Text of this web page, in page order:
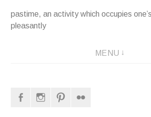
pastime, an activity which occupies
pleasantly
MENU
FacebookInstagram